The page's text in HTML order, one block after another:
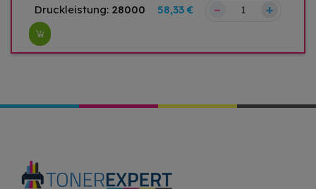
Druckleistung: 28000 58,33 € – +